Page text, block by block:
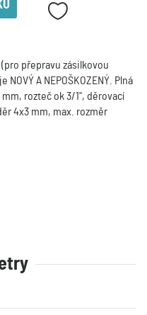
přepravu zásilkovou
A NEPOŠKOZENÝ. Plná
rozteč ok 3/1", děrovací
4x3 mm, max. rozměr